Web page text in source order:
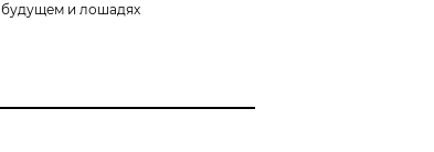
будущем и лошадях